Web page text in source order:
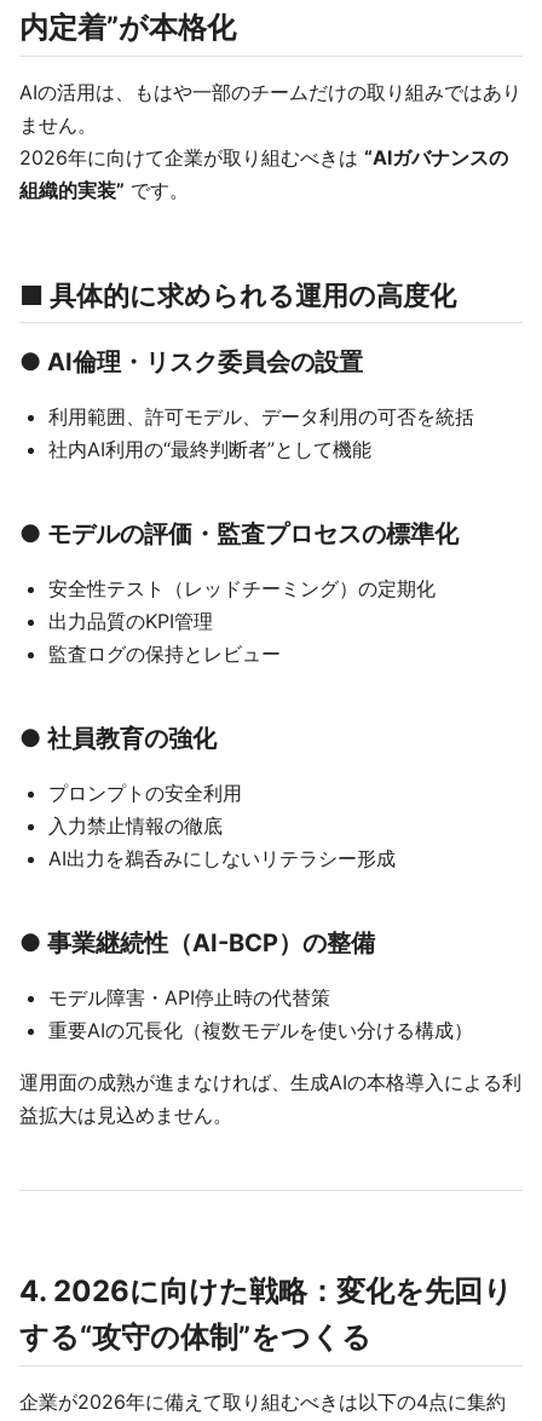
内定着”が本格化
AIの活用は、もはや一部のチームだけの取り組みではあり
ません。
2026年に向けて企業が取り組むべきは “AIガバナンスの
組織的実装” です。
■ 具体的に求められる運用の高度化
● AI倫理・リスク委員会の設置
利用範囲、許可モデル、データ利用の可否を統括
社内AI利用の“最終判断者”として機能
● モデルの評価・監査プロセスの標準化
安全性テスト（レッドチーミング）の定期化
出力品質のKPI管理
監査ログの保持とレビュー
● 社員教育の強化
プロンプトの安全利用
入力禁止情報の徹底
AI出力を鵜呑みにしないリテラシー形成
● 事業継続性（AI-BCP）の整備
モデル障害・API停止時の代替策
重要AIの冗長化（複数モデルを使い分ける構成）
運用面の成熟が進まなければ、生成AIの本格導入による利
益拡大は見込めません。
4. 2026に向けた戦略：変化を先回り
する“攻守の体制”をつくる
企業が2026年に備えて取り組むべきは以下の4点に集約